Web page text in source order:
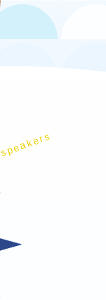
speakers